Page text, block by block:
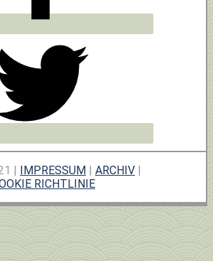
| IMPRESSUM ARCHIV
RICHTLINIE